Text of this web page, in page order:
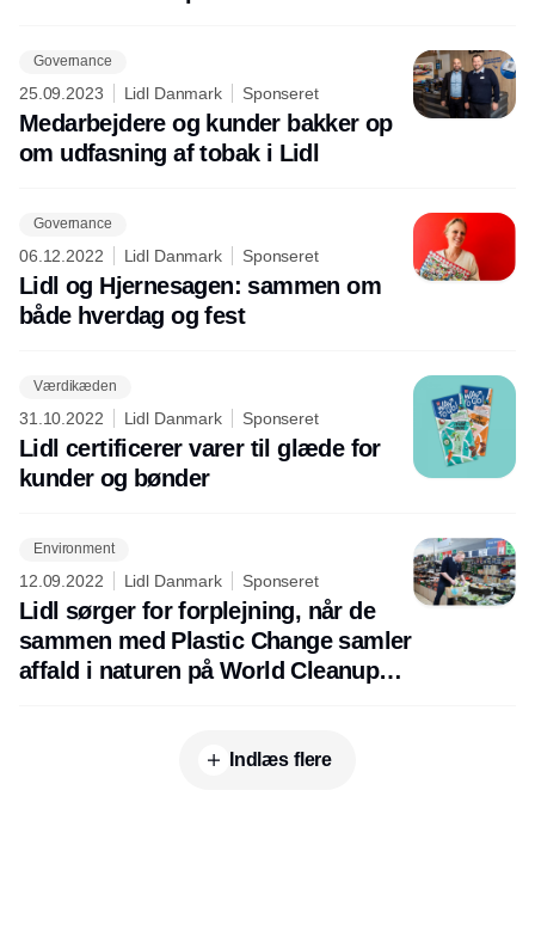
Governance
25.09.2023 Lidl Danmark Sponseret
Medarbejdere og kunder bakker op
om udfasning af tobak i Lidl
Governance
06.12.2022 Lidl Danmark Sponseret
Lidl og Hjernesagen: sammen om
både hverdag og fest
Værdikæden
31.10.2022 Lidl Danmark Sponseret
Lidl certificerer varer til glæde for
kunder og bønder
Environment
12.09.2022 Lidl Danmark Sponseret
Lidl sørger for forplejning, når de
sammen med Plastic Change samler
affald i naturen på World Cleanup
Indlæs flere